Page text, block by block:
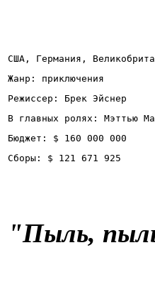
США, Германия,
Жанр: приключения
Режиссер: Брек Эйснер
В главных ролях: Мэттью
Бюджет: $ 160 000 000
Сборы: $ 121 671 925
"Пыль,